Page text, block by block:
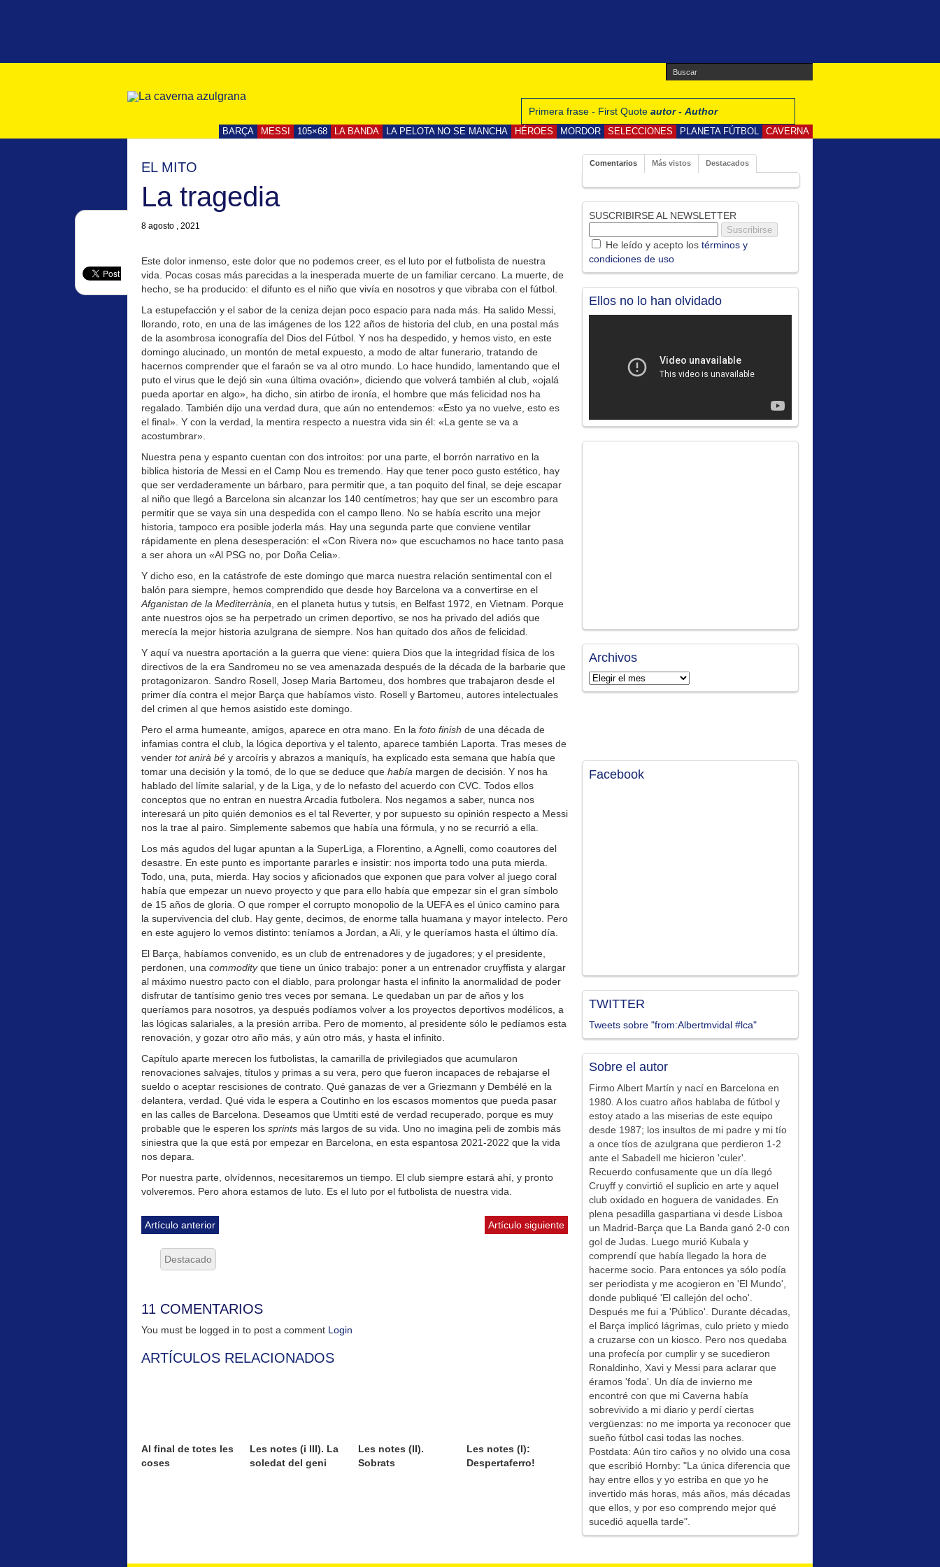
Primera frase - First Quote autor - Author
BARÇA MESSI 105×68 LA BANDA LA PELOTA NO SE MANCHA HÉROES MORDOR SELECCIONES PLANETA FÚTBOL CAVERNA
EL MITO
La tragedia
8 agosto , 2021
Este dolor inmenso, este dolor que no podemos creer, es el luto por el futbolista de nuestra
vida. Pocas cosas más parecidas a la inesperada muerte de un familiar cercano. La muerte, de
hecho, se ha producido: el difunto es el niño que vivía en nosotros y que vibraba con el fútbol.
La estupefacción y el sabor de la ceniza dejan poco espacio para nada más. Ha salido Messi,
llorando, roto, en una de las imágenes de los 122 años de historia del club, en una postal más
de la asombrosa iconografía del Dios del Fútbol. Y nos ha despedido, y hemos visto, en este
domingo alucinado, un montón de metal expuesto, a modo de altar funerario, tratando de
hacernos comprender que el faraón se va al otro mundo. Lo hace hundido, lamentando que el
puto el virus que le dejó sin «una última ovación», diciendo que volverá también al club, «ojalá
pueda aportar en algo», ha dicho, sin atirbo de ironía, el hombre que más felicidad nos ha
regalado. También dijo una verdad dura, que aún no entendemos: «Esto ya no vuelve, esto es
el final». Y con la verdad, la mentira respecto a nuestra vida sin él: «La gente se va a
acostumbrar».
Nuestra pena y espanto cuentan con dos introitos: por una parte, el borrón narrativo en la
biblica historia de Messi en el Camp Nou es tremendo. Hay que tener poco gusto estético, hay
que ser verdaderamente un bárbaro, para permitir que, a tan poquito del final, se deje escapar
al niño que llegó a Barcelona sin alcanzar los 140 centímetros; hay que ser un escombro para
permitir que se vaya sin una despedida con el campo lleno. No se había escrito una mejor
historia, tampoco era posible joderla más. Hay una segunda parte que conviene ventilar
rápidamente en plena desesperación: el «Con Rivera no» que escuchamos no hace tanto pasa
a ser ahora un «Al PSG no, por Doña Celia».
Y dicho eso, en la catástrofe de este domingo que marca nuestra relación sentimental con el
balón para siempre, hemos comprendido que desde hoy Barcelona va a convertirse en el
Afganistan de la Mediterrània , en el planeta hutus y tutsis, en Belfast 1972, en Vietnam. Porque
ante nuestros ojos se ha perpetrado un crimen deportivo, se nos ha privado del adiós que
merecía la mejor historia azulgrana de siempre. Nos han quitado dos años de felicidad.
Y aquí va nuestra aportación a la guerra que viene: quiera Dios que la integridad física de los
directivos de la era Sandromeu no se vea amenazada después de la década de la barbarie que
protagonizaron. Sandro Rosell, Josep Maria Bartomeu, dos hombres que trabajaron desde el
primer día contra el mejor Barça que habíamos visto. Rosell y Bartomeu, autores intelectuales
del crimen al que hemos asistido este domingo.
Pero el arma humeante, amigos, aparece en otra mano. En la foto finish de una década de
infamias contra el club, la lógica deportiva y el talento, aparece también Laporta. Tras meses de
vender tot anirà bé y arcoíris y abrazos a maniquís, ha explicado esta semana que había que
tomar una decisión y la tomó, de lo que se deduce que había margen de decisión. Y nos ha
hablado del límite salarial, y de la Liga, y de lo nefasto del acuerdo con CVC. Todos ellos
conceptos que no entran en nuestra Arcadia futbolera. Nos negamos a saber, nunca nos
interesará un pito quién demonios es el tal Reverter, y por supuesto su opinión respecto a Messi
nos la trae al pairo. Simplemente sabemos que había una fórmula, y no se recurrió a ella.
Los más agudos del lugar apuntan a la SuperLiga, a Florentino, a Agnelli, como coautores del
desastre. En este punto es importante pararles e insistir: nos importa todo una puta mierda.
Todo, una, puta, mierda. Hay socios y aficionados que exponen que para volver al juego coral
había que empezar un nuevo proyecto y que para ello había que empezar sin el gran símbolo
de 15 años de gloria. O que romper el corrupto monopolio de la UEFA es el único camino para
la supervivencia del club. Hay gente, decimos, de enorme talla huamana y mayor intelecto. Pero
en este agujero lo vemos distinto: teníamos a Jordan, a Ali, y le queríamos hasta el último día.
El Barça, habíamos convenido, es un club de entrenadores y de jugadores; y el presidente,
perdonen, una commodityque tiene un único trabajo: poner a un entrenador cruyffista y alargar
al máximo nuestro pacto con el diablo, para prolongar hasta el infinito la anormalidad de poder
disfrutar de tantísimo genio tres veces por semana. Le quedaban un par de años y los
queríamos para nosotros, ya después podíamos volver a los proyectos deportivos modélicos, a
las lógicas salariales, a la presión arriba. Pero de momento, al presidente sólo le pedíamos esta
renovación, y gozar otro año más, y aún otro más, y hasta el infinito.
Capítulo aparte merecen los futbolistas, la camarilla de privilegiados que acumularon
renovaciones salvajes, títulos y primas a su vera, pero que fueron incapaces de rebajarse el
sueldo o aceptar rescisiones de contrato. Qué ganazas de ver a Griezmann y Dembélé en la
delantera, verdad. Qué vida le espera a Coutinho en los escasos momentos que pueda pasar
en las calles de Barcelona. Deseamos que Umtiti esté de verdad recuperado, porque es muy
probable que le esperen los sprints más largos de su vida. Uno no imagina peli de zombis más
siniestra que la que está por empezar en Barcelona, en esta espantosa 2021-2022 que la vida
nos depara.
Por nuestra parte, olvídennos, necesitaremos un tiempo. El club siempre estará ahí, y pronto
volveremos. Pero ahora estamos de luto. Es el luto por el futbolista de nuestra vida.
Artículo anterior Artículo siguiente
Destacado
11 COMENTARIOS
You must be logged in to post a comment Login
ARTÍCULOS RELACIONADOS
Al final de totes les
coses
Les notes (i III). La
soledat del geni
Les notes (II).
Sobrats
Les notes (I):
Despertaferro!
Comentarios Más vistos Destacados
SUSCRIBIRSE AL NEWSLETTER
He leído y acepto los términos y
condiciones de uso
Ellos no lo han olvidado
Archivos
Archivos
Facebook
TWITTER
Tweets sobre "from:Albertmvidal #lca"
Sobre el autor
Firmo Albert Martín y nací en Barcelona en
1980. A los cuatro años hablaba de fútbol y
estoy atado a las miserias de este equipo
desde 1987; los insultos de mi padre y mi tío
a once tíos de azulgrana que perdieron 1-2
ante el Sabadell me hicieron 'culer'.
Recuerdo confusamente que un día llegó
Cruyff y convirtió el suplicio en arte y aquel
club oxidado en hoguera de vanidades. En
plena pesadilla gaspartiana vi desde Lisboa
un Madrid-Barça que La Banda ganó 2-0 con
gol de Judas. Luego murió Kubala y
comprendí que había llegado la hora de
hacerme socio. Para entonces ya sólo podía
ser periodista y me acogieron en 'El Mundo',
donde publiqué 'El callejón del ocho'.
Después me fui a 'Público'. Durante décadas,
el Barça implicó lágrimas, culo prieto y miedo
a cruzarse con un kiosco. Pero nos quedaba
una profecía por cumplir y se sucedieron
Ronaldinho, Xavi y Messi para aclarar que
éramos 'foda'. Un día de invierno me
encontré con que mi Caverna había
sobrevivido a mi diario y perdí ciertas
vergüenzas: no me importa ya reconocer que
sueño fútbol casi todas las noches.
Postdata: Aún tiro caños y no olvido una cosa
que escribió Hornby: "La única diferencia que
hay entre ellos y yo estriba en que yo he
invertido más horas, más años, más décadas
que ellos, y por eso comprendo mejor qué
sucedió aquella tarde".